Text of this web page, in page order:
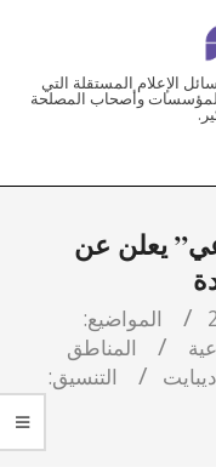
الإعلام المستقلة التي
وأصحاب المصلحة
يعلن عن
المواضيع:
المناطق
التنسيق: